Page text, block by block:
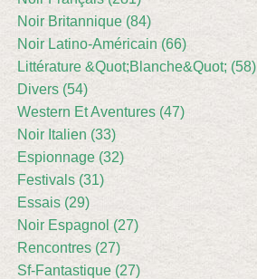
Noir Britannique (84)
Noir Latino-Américain (66)
Littérature &Quot;Blanche&Quot; (58)
Divers (54)
Western Et Aventures (47)
Noir Italien (33)
Espionnage (32)
Festivals (31)
Essais (29)
Noir Espagnol (27)
Rencontres (27)
Sf-Fantastique (27)